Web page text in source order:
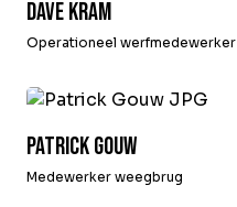
Dave Kram
Operationeel werfmedewerker
Patrick Gouw
Medewerker weegbrug